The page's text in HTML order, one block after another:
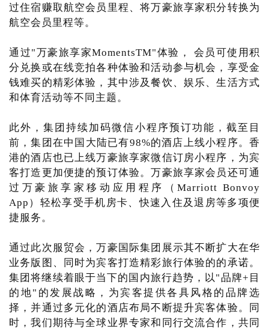
过住宿赚取航空会员里程、将万豪旅享家积分转换为
航空会员里程等。
通过"万豪旅享家MomentsTM"体验， 会员可使用积
分兑换或在线竞拍各种体验和活动参与机会，享受金
钱难买的精彩体验，其中涉及餐饮、娱乐、生活方式
和体育活动等不同主题。
此外，集团持续加码微信小程序预订功能，截至目
前，集团在中国大陆已有98%的酒店上线小程序。香
港的酒店也已上线万豪旅享家微信订房小程序，为宾
客打造更加便捷的预订体验。万豪旅享家会员还可通
过万豪旅享家移动应用程序（Marriott Bonvoy
App）轻松享受手机房卡、快速入住及退房等多项便
捷服务。
通过此次服贸会，万豪国际集团展示其不断扩大在华
业务版图、同时为宾客打造精彩旅行体验的的承诺。
集团将继续着眼于当下的国内旅行趋势，以"品牌+目
的地"的发展战略，为宾客提供各具风格的品牌选
择，并通过多元化的酒店布局不断提升宾客体验。同
时，我们期待与全球业界专家和同行交流合作，共同